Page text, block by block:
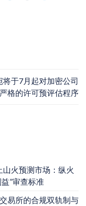
火预测市场：纵火
”审查标准
易所的合规双轨制与
将于7月起对加密公司
格的许可预评估程序